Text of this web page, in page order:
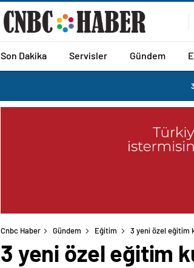
Son Dakika Servisler Gündem
Cnbc Haber Gündem Eğitim 3 yeni özel eğitim
3 yeni özel eğitim